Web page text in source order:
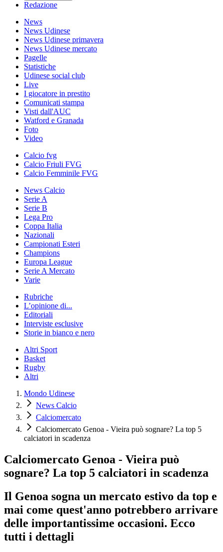
Redazione
News
News Udinese
News Udinese primavera
News Udinese mercato
Pagelle
Statistiche
Udinese social club
Live
I giocatore in prestito
Comunicati stampa
Visti dall'AUC
Watford e Granada
Foto
Video
Calcio fvg
Calcio Friuli FVG
Calcio Femminile FVG
News Calcio
Serie A
Serie B
Lega Pro
Coppa Italia
Nazionali
Campionati Esteri
Champions
Europa League
Serie A Mercato
Varie
Rubriche
L’opinione di...
Editoriali
Interviste esclusive
Storie in bianco e nero
Altri Sport
Basket
Rugby
Altri
Mondo Udinese
News Calcio
Calciomercato
Calciomercato Genoa - Vieira può sognare? La top 5
calciatori in scadenza
Calciomercato Genoa - Vieira può
sognare? La top 5 calciatori in scadenza
Il Genoa sogna un mercato estivo da top e
mai come quest'anno potrebbero arrivare
delle importantissime occasioni. Ecco
tutti i dettagli